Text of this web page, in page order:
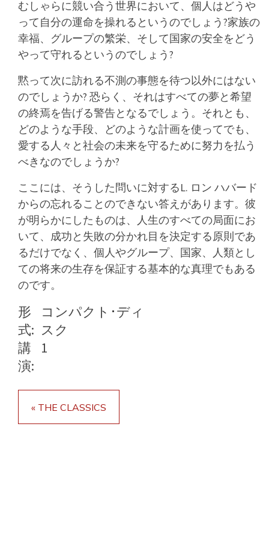
むしゃらに競い合う世界において、個人はどうや
って自分の運命を操れるというのでしょう?家族の
幸福、グループの繁栄、そして国家の安全をどう
やって守れるというのでしょう?
黙って次に訪れる不測の事態を待つ以外にはない
のでしょうか? 恐らく、それはすべての夢と希望
の終焉を告げる警告となるでしょう。それとも、
どのような手段、どのような計画を使ってでも、
愛する人々と社会の未来を守るために努力を払う
べきなのでしょうか?
ここには、そうした問いに対するL. ロン ハバード
からの忘れることのできない答えがあります。彼
が明らかにしたものは、人生のすべての局面にお
いて、成功と失敗の分かれ目を決定する原則であ
るだけでなく、個人やグループ、国家、人類とし
ての将来の生存を保証する基本的な真理でもある
のです。
形
式:
コンパクト･ディ
スク
講
演:
1
« THE CLASSICS